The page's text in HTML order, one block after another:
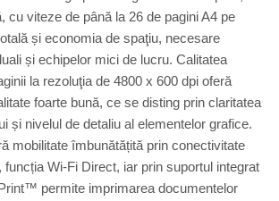
cu viteze de până la 26 de pagini A4 pe
și economia de spaţiu, necesare
și echipelor mici de lucru. Calitatea
la rezoluţia de 4800 x 600 dpi oferă
foarte bună, ce se disting prin claritatea
și nivelul de detaliu al elementelor grafice.
mobilitate îmbunătățită prin conectivitate
funcția Wi-Fi Direct, iar prin suportul integrat
permite imprimarea documentelor